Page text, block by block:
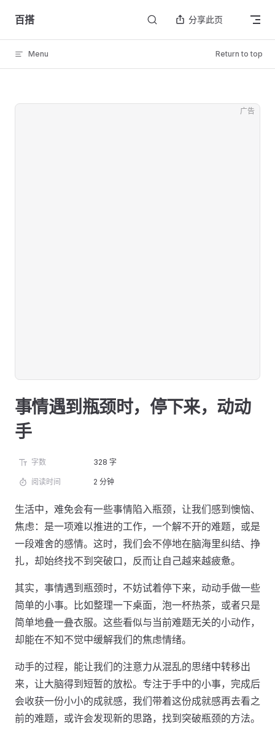
Skip to content
百搭 分享此页
Menu Return to top
广告
事情遇到瓶颈时，停下来，动动
手
字数 328 字
阅读时间 2 分钟
生活中，难免会有一些事情陷入瓶颈，让我们感到懊恼、
焦虑：是一项难以推进的工作，一个解不开的难题，或是
一段难舍的感情。这时，我们会不停地在脑海里纠结、挣
扎，却始终找不到突破口，反而让自己越来越疲惫。
其实，事情遇到瓶颈时，不妨试着停下来，动动手做一些
简单的小事。比如整理一下桌面，泡一杯热茶，或者只是
简单地叠一叠衣服。这些看似与当前难题无关的小动作，
却能在不知不觉中缓解我们的焦虑情绪。
动手的过程，能让我们的注意力从混乱的思绪中转移出
来，让大脑得到短暂的放松。专注于手中的小事，完成后
会收获一份小小的成就感，我们带着这份成就感再去看之
前的难题，或许会发现新的思路，找到突破瓶颈的方法。